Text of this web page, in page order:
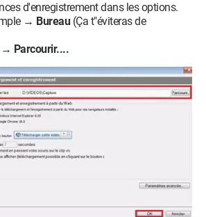
d'enregistrement dans les options.
→ Bureau(Ça t"éviteras de
→ Parcourir....